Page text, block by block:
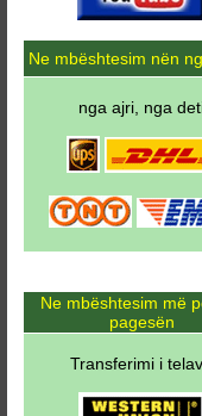
Ne mbështesim nën
nga ajri, nga
Ne mbështesim më
pagesën
Transferimi i